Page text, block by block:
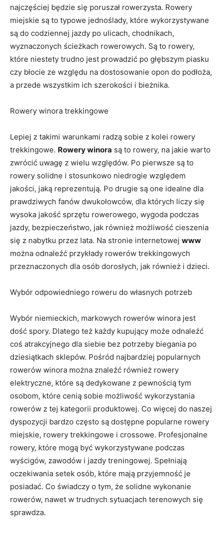
najczęściej będzie się poruszał rowerzysta. Rowery
miejskie są to typowe jednoślady, które wykorzystywane
są do codziennej jazdy po ulicach, chodnikach,
wyznaczonych ścieżkach rowerowych. Są to rowery,
które niestety trudno jest prowadzić po głębszym piasku
czy błocie ze względu na dostosowanie opon do podłoża,
a przede wszystkim ich szerokości i bieżnika.
Rowery winora trekkingowe
Lepiej z takimi warunkami radzą sobie z kolei rowery
trekkingowe. Rowery winora są to rowery, na jakie warto
zwrócić uwagę z wielu względów. Po pierwsze są to
rowery solidne i stosunkowo niedrogie względem
jakości, jaką reprezentują. Po drugie są one idealne dla
prawdziwych fanów dwukołowców, dla których liczy się
wysoka jakość sprzętu rowerowego, wygoda podczas
jazdy, bezpieczeństwo, jak również możliwość cieszenia
się z nabytku przez lata. Na stronie internetowej www
można odnaleźć przykłady rowerów trekkingowych
przeznaczonych dla osób dorosłych, jak również i dzieci.
Wybór odpowiedniego roweru do własnych potrzeb
Wybór niemieckich, markowych rowerów winora jest
dość spory. Dlatego też każdy kupujący może odnaleźć
coś atrakcyjnego dla siebie bez potrzeby biegania po
dziesiątkach sklepów. Pośród najbardziej popularnych
rowerów winora można znaleźć również rowery
elektryczne, które są dedykowane z pewnością tym
osobom, które cenią sobie możliwość wykorzystania
rowerów z tej kategorii produktowej. Co więcej do naszej
dyspozycji bardzo często są dostępne popularne rowery
miejskie, rowery trekkingowe i crossowe. Profesjonalne
rowery, które mogą być wykorzystywane podczas
wyścigów, zawodów i jazdy treningowej. Spełniają
oczekiwania setek osób, które mają przyjemność je
posiadać. Co świadczy o tym, że solidne wykonanie
rowerów, nawet w trudnych sytuacjach terenowych się
sprawdza.